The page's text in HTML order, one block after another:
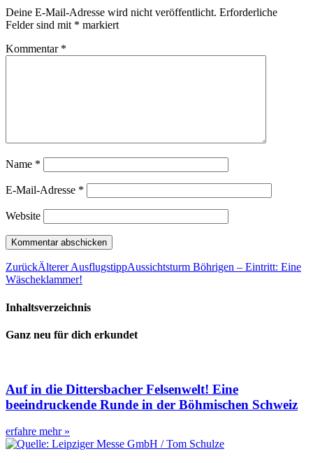
Deine E-Mail-Adresse wird nicht veröffentlicht. Erforderliche
Felder sind mit * markiert
Kommentar *
Name *
E-Mail-Adresse *
Website
ZurückÄlterer AusflugstippAussichtsturm Böhrigen – Eintritt: Eine
Wäscheklammer!
Inhaltsverzeichnis
Ganz neu für dich erkundet
Auf in die Dittersbacher Felsenwelt! Eine
beeindruckende Runde in der Böhmischen Schweiz
erfahre mehr »